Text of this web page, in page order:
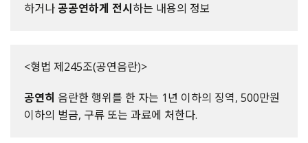
하거나 공공연하게 전시하는 내용의 정보
<형법 제245조(공연음란)>
공연히 음란한 행위를 한 자는 1년 이하의 징역, 500만원
이하의 벌금, 구류 또는 과료에 처한다.